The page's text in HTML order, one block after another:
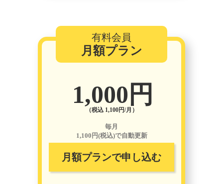
有料会員
月額プラン
1,000円
（税込 1,100円/月）
毎月
1,100円(税込)で自動更新
月額プランで申し込む